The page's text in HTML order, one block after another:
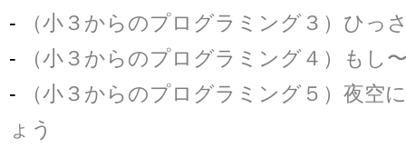
-
（小３からのプログラミング３）ひっ
-
（小３からのプログラミング４）もし
-
（小３からのプログラミング５）夜空
ょう